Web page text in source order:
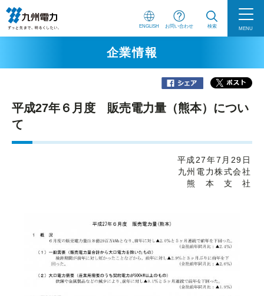
ENGLISH お問い合わせ 検索 MENU
企業情報
平成27年６月度 販売電力量（熊本）につい
て
平成27年7月29日
九州電力株式会社
熊 本 支 社